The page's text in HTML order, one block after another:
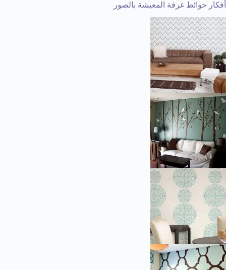
أفكار حوائط غرفة المعيشة بالصور